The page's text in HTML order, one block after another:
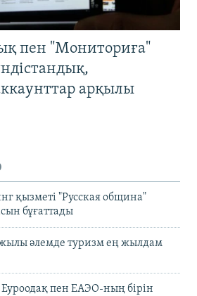
пен "Мониториға"
арқылы
қызметі "Русская община"
бұғаттады
әлемде туризм ең жылдам
пен ЕАЭО-ның бірін